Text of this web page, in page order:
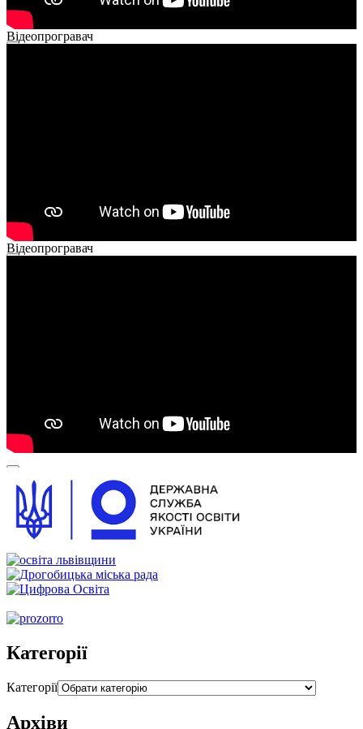
Відеопрогравач
Відеопрогравач
00:00
00:00
00:54
Категорії
Категорії
Архіви